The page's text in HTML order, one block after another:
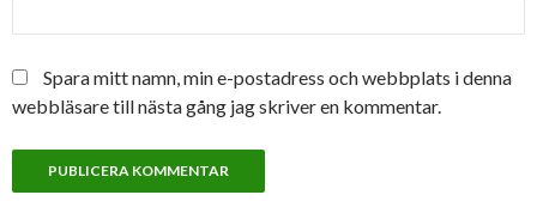
Spara mitt namn, min e-postadress och webbplats i denna
webbläsare till nästa gång jag skriver en kommentar.